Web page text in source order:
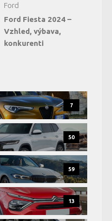
Ford
Ford Fiesta 2024 –
Vzhled, výbava,
konkurenti
7
50
59
13